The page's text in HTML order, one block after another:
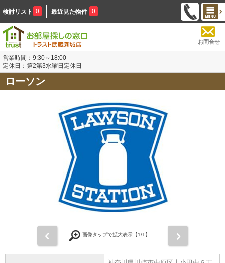
検討リスト 0 最近見た物件 0
お問合せ
営業時間：9:30～18:00
定休日：第2第3水曜日定休日
ローソン
画像タップで拡大表示【1/1】